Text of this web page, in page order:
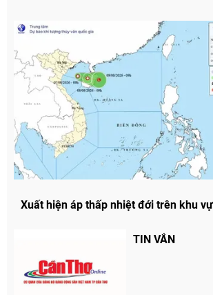
Xuất hiện áp thấp nhiệt đới trên khu
TIN VẮN